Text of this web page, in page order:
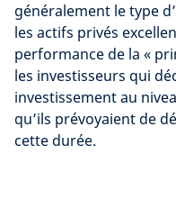
généralement le type
les actifs privés
performance de la «
les investisseurs qui
investissement au
qu’ils prévoyaient de
cette durée.